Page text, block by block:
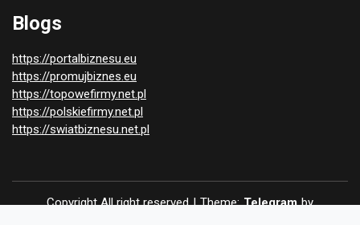
Blogs
https://portalbiznesu.eu
https://promujbiznes.eu
https://topowefirmy.net.pl
https://polskiefirmy.net.pl
https://swiatbiznesu.net.pl
Copyright All right reserved | Theme: Telegram by